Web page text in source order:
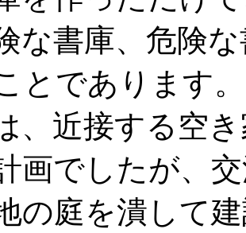
な書庫、危険
とであります。
、近接する空
画でしたが、
の庭を潰して